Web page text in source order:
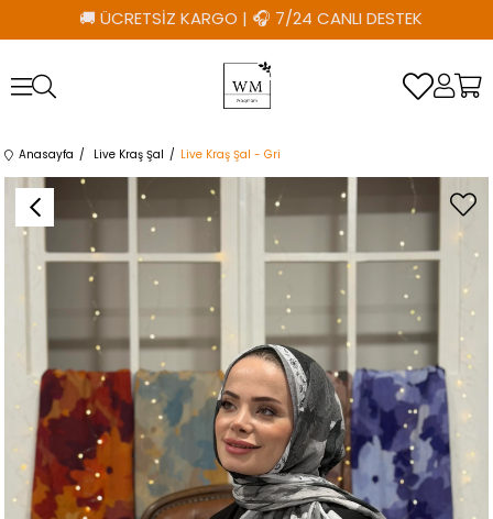
🚚 ÜCRETSİZ KARGO | 🎧 7/24 CANLI DESTEK
Anasayfa Live Kraş Şal Live Kraş Şal - Gri